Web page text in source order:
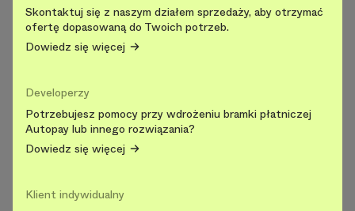
Skontaktuj się z naszym działem sprzedaży, aby otrzymać
ofertę dopasowaną do Twoich potrzeb.
Dowiedz się więcej
Developerzy
Potrzebujesz pomocy przy wdrożeniu bramki płatniczej
Autopay lub innego rozwiązania?
Dowiedz się więcej
Klient indywidualny